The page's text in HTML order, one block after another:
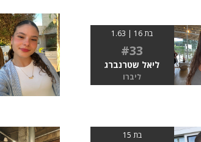
בת 16 | 1.63
#33
ליאל שטרנברג
ליברו
בת 15